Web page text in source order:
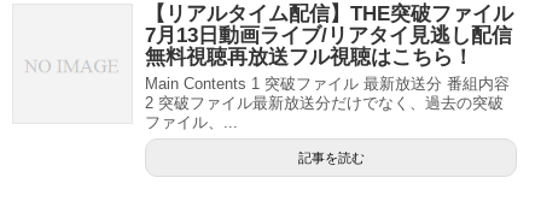
【リアルタイム配信】THE突破ファイル
7月13日動画ライブ/リアタイ見逃し配信
無料視聴再放送フル視聴はこちら！
Main Contents 1 突破ファイル 最新放送分 番組内容
2 突破ファイル最新放送分だけでなく、過去の突破
ファイル、...
記事を読む